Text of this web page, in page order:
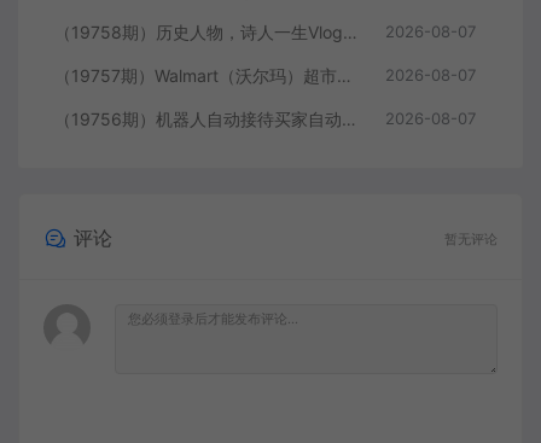
（19758期）历史人物，诗人一生Vlog教学， AI制作丨伙伴计划丨精选收益丨商单收徒 ，新领域红利期，抓紧做 2026-08-07
（19757期）Walmart（沃尔玛）超市浏览标注项目，单账号日收益20+ 单电脑日收益可达1000+带分佣机制 2026-08-07
（19756期）机器人自动接待买家自动发货，跟着系统学拼多多虚拟月入1-5万 2026-08-07
评论 暂无评论